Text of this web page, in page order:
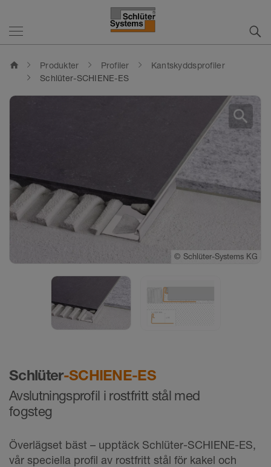
home Produkter Profiler
Kantskyddsprofiler
Schlüter-SCHIENE-ES
Schlüter-SCHIENE-ES
Avslutningsprofil i rostfritt stål med
fogsteg
Överlägset bäst – upptäck Schlüter-SCHIENE-ES,
vår speciella profil av rostfritt stål för kakel och
© Schlüter-Systems KG
© Schlüter-Systems KG
search